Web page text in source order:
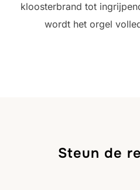
kloosterbrand tot
wordt het orgel
Steun de